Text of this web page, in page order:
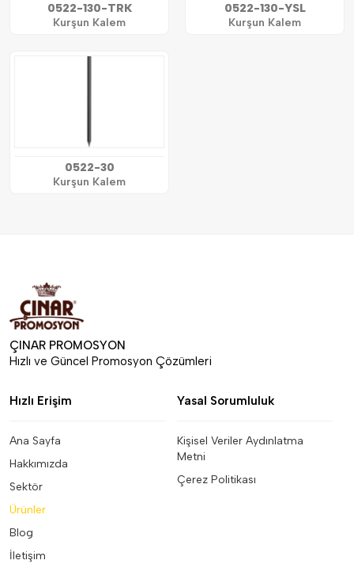
0522-130-TRK
Kurşun Kalem
0522-130-YSL
Kurşun Kalem
0522-30
Kurşun Kalem
ÇINAR PROMOSYON
Hızlı ve Güncel Promosyon Çözümleri
Hızlı Erişim
Ana Sayfa
Hakkımızda
Sektör
Ürünler
Blog
İletişim
Yasal Sorumluluk
Kişisel Veriler Aydınlatma
Metni
Çerez Politikası